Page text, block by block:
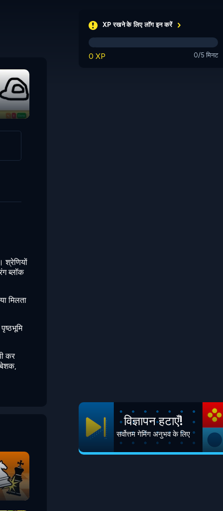
श्रेणियों
ब्लॉक
मिलता
कर
XP रखने के लिए लॉग इन करें
0 XP 0/5 मिनट
विज्ञापन हटाएँ!
सर्वोत्तम गेमिंग अनुभव के लिए